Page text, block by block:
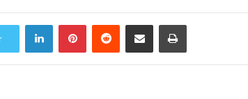
LinkedIn